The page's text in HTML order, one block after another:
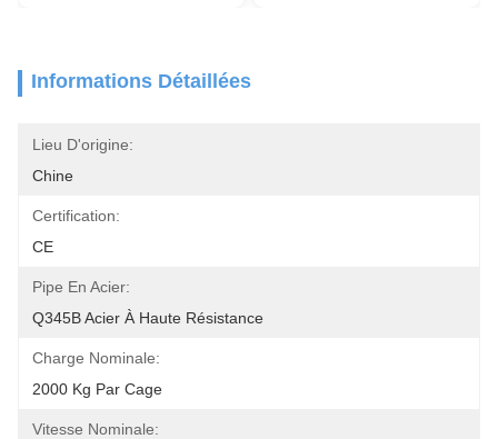
Informations Détaillées
Lieu D'origine:
Chine
Certification:
CE
Pipe En Acier:
Q345B Acier À Haute Résistance
Charge Nominale:
2000 Kg Par Cage
Vitesse Nominale: